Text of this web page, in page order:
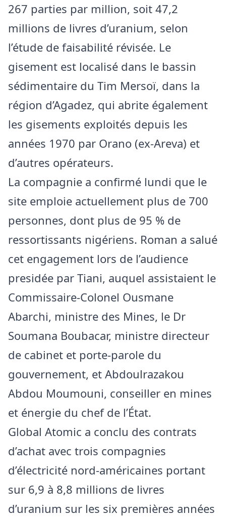
267 parties par million, soit 47,2
millions de livres d’uranium, selon
l’étude de faisabilité révisée. Le
gisement est localisé dans le bassin
sédimentaire du Tim Mersoï, dans la
région d’Agadez, qui abrite également
les gisements exploités depuis les
années 1970 par Orano (ex-Areva) et
d’autres opérateurs.
La compagnie a confirmé lundi que le
site emploie actuellement plus de 700
personnes, dont plus de 95 % de
ressortissants nigériens. Roman a salué
cet engagement lors de l’audience
presidée par Tiani, auquel assistaient le
Commissaire-Colonel Ousmane
Abarchi, ministre des Mines, le Dr
Soumana Boubacar, ministre directeur
de cabinet et porte-parole du
gouvernement, et Abdoulrazakou
Abdou Moumouni, conseiller en mines
et énergie du chef de l’État.
Global Atomic a conclu des contrats
d’achat avec trois compagnies
d’électricité nord-américaines portant
sur 6,9 à 8,8 millions de livres
d’uranium sur les six premières années